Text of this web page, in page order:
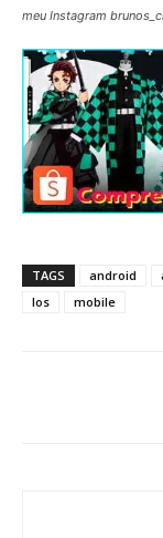
meu Instagram
TAGS android
Ios
mobile